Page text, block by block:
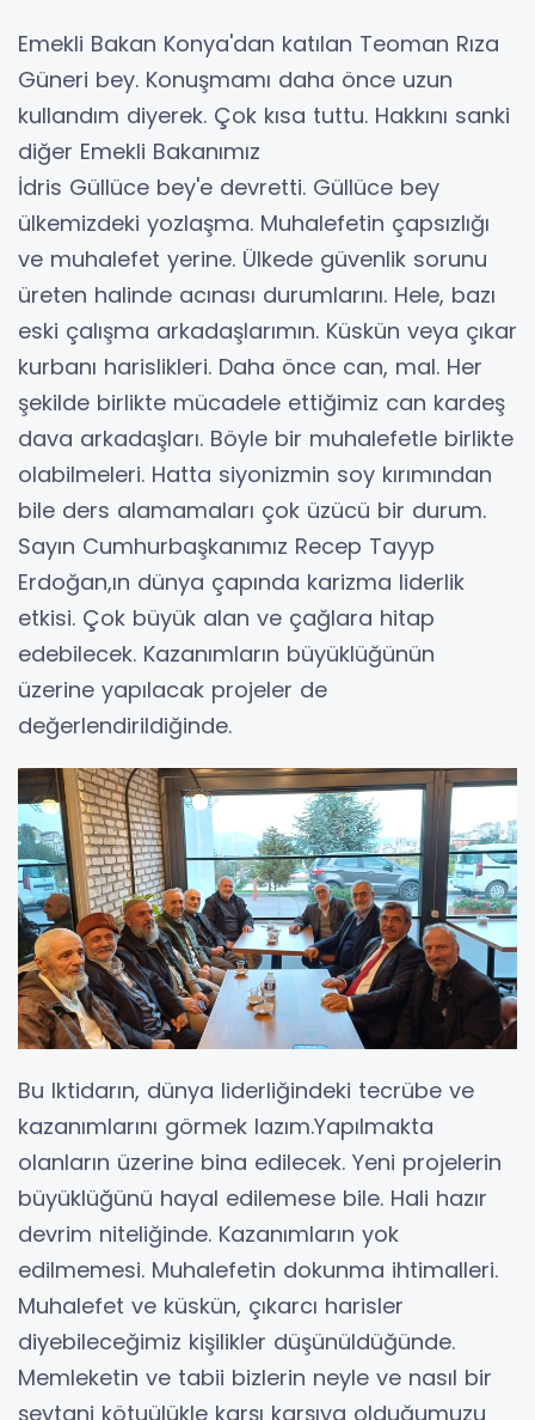
Emekli Bakan Konya'dan katılan Teoman Rıza
Güneri bey. Konuşmamı daha önce uzun
kullandım diyerek. Çok kısa tuttu. Hakkını sanki
diğer Emekli Bakanımız
İdris Güllüce bey'e devretti. Güllüce bey
ülkemizdeki yozlaşma. Muhalefetin çapsızlığı
ve muhalefet yerine. Ülkede güvenlik sorunu
üreten halinde acınası durumlarını. Hele, bazı
eski çalışma arkadaşlarımın. Küskün veya çıkar
kurbanı harislikleri. Daha önce can, mal. Her
şekilde birlikte mücadele ettiğimiz can kardeş
dava arkadaşları. Böyle bir muhalefetle birlikte
olabilmeleri. Hatta siyonizmin soy kırımından
bile ders alamamaları çok üzücü bir durum.
Sayın Cumhurbaşkanımız Recep Tayyp
Erdoğan,ın dünya çapında karizma liderlik
etkisi. Çok büyük alan ve çağlara hitap
edebilecek. Kazanımların büyüklüğünün
üzerine yapılacak projeler de
değerlendirildiğinde.
Bu Iktidarın, dünya liderliğindeki tecrübe ve
kazanımlarını görmek lazım.Yapılmakta
olanların üzerine bina edilecek. Yeni projelerin
büyüklüğünü hayal edilemese bile. Hali hazır
devrim niteliğinde. Kazanımların yok
edilmemesi. Muhalefetin dokunma ihtimalleri.
Muhalefet ve küskün, çıkarcı harisler
diyebileceğimiz kişilikler düşünüldüğünde.
Memleketin ve tabii bizlerin neyle ve nasıl bir
şeytani kötuülükle karşı karşıya olduğumuzu